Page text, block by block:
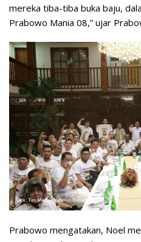
mereka tiba-tiba buka baju,
Prabowo Mania 08,” ujar
Prabowo mengatakan, Noel